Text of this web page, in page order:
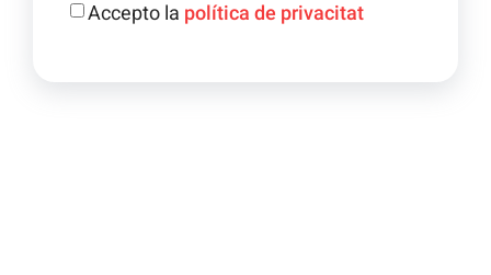
Accepto la política de privacitat